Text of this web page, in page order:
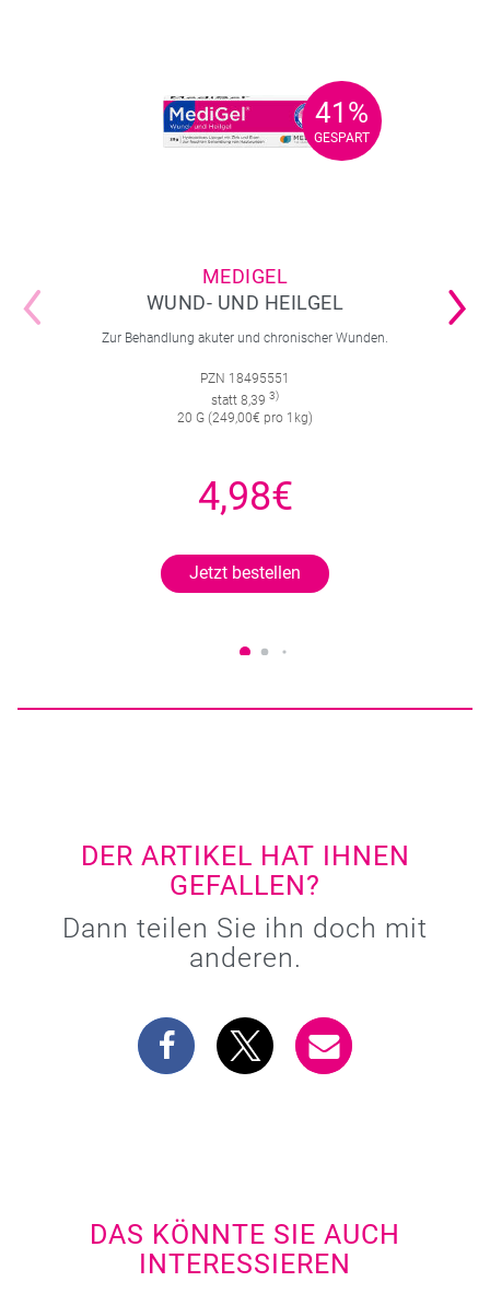
41%
GESPART
41%
GESPART
MEDIGEL
WUND- UND HEILGEL
Zur Behandlung akuter und chronischer Wunden.
PZN 18495551
statt 8,39 3)
20 G (249,00€ pro 1kg)
4,98€
Jetzt bestellen
DER ARTIKEL HAT IHNEN
GEFALLEN?
Dann teilen Sie ihn doch mit
anderen.
DAS KÖNNTE SIE AUCH
INTERESSIEREN